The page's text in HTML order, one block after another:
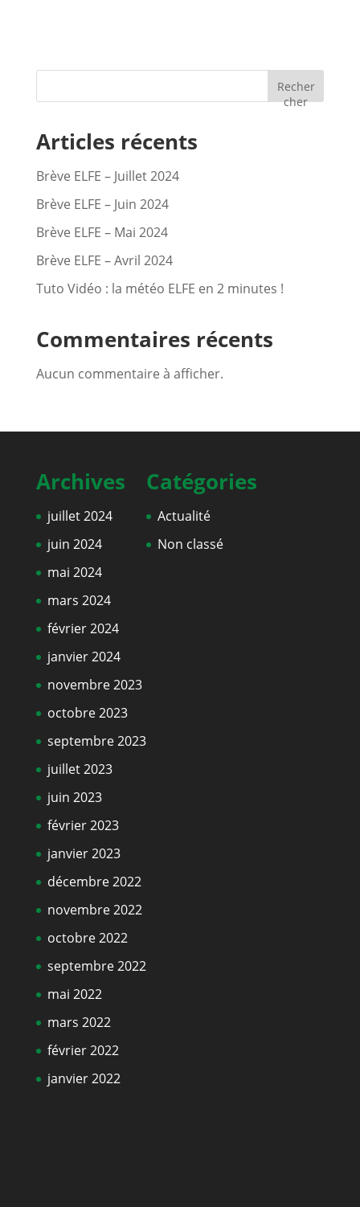
Recher
cher
Articles récents
Brève ELFE – Juillet 2024
Brève ELFE – Juin 2024
Brève ELFE – Mai 2024
Brève ELFE – Avril 2024
Tuto Vidéo : la météo ELFE en 2 minutes !
Commentaires récents
Aucun commentaire à afficher.
Archives
juillet 2024
juin 2024
mai 2024
mars 2024
février 2024
janvier 2024
novembre 2023
octobre 2023
septembre 2023
juillet 2023
juin 2023
février 2023
janvier 2023
décembre 2022
novembre 2022
octobre 2022
septembre 2022
mai 2022
mars 2022
février 2022
janvier 2022
Catégories
Actualité
Non classé